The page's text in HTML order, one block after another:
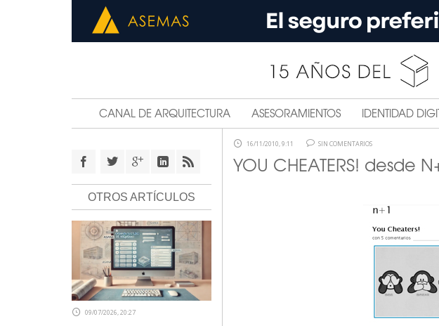
CANAL DE ARQUITECTURA ASESORAMIENTOS IDENTIDAD
16/11/2010, 9:11 SIN COMENTARIOS
YOU CHEATERS! desde
OTROS ARTÍCULOS
09/07/2026, 20:27